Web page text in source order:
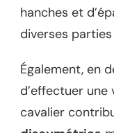
hanches et
diverses
Également, en
d’effectuer
cavalier